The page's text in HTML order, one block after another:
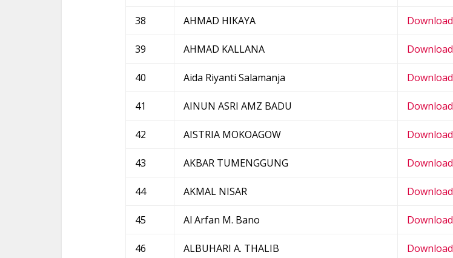
38 AHMAD HIKAYA Download
39 AHMAD KALLANA Download
40 Aida Riyanti Salamanja Download
41 AINUN ASRI AMZ BADU Download
42 AISTRIA MOKOAGOW Download
43 AKBAR TUMENGGUNG Download
44 AKMAL NISAR Download
45 Al Arfan M. Bano Download
46 ALBUHARI A. THALIB Download